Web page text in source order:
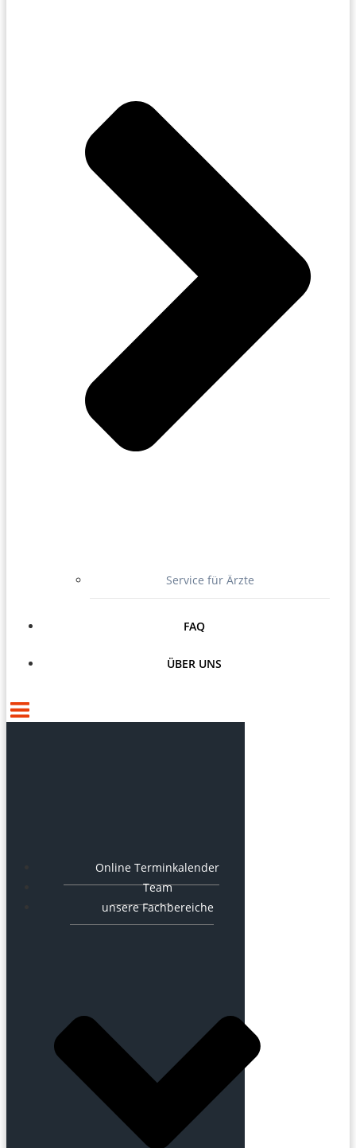
Service für Ärzte
FAQ
ÜBER UNS
Online Terminkalender
Team
unsere Fachbereiche